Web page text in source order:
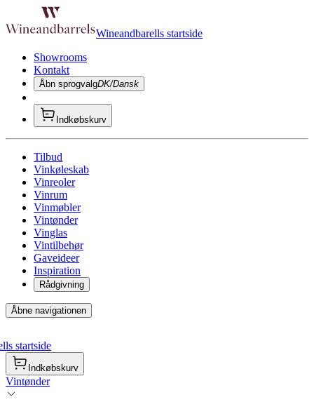
Wineandbarells startside
Showrooms
Kontakt
Åbn sprogvalgDK/Dansk
Indkøbskurv
Tilbud
Vinkøleskab
Vinreoler
Vinrum
Vinmøbler
Vintønder
Vinglas
Vintilbehør
Gaveideer
Inspiration
Rådgivning
Åbne navigationen
startside
Indkøbskurv
Vintønder